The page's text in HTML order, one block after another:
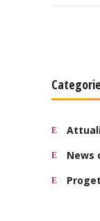
Categorie
News